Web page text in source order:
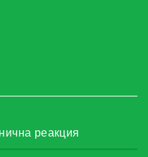
реакция